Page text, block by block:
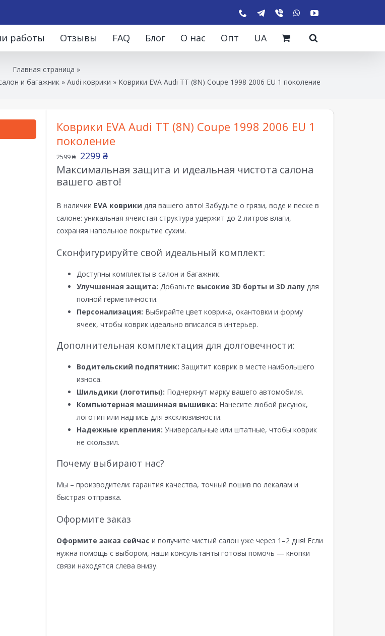
работы Отзывы FAQ Блог О нас Опт UA
Главная страница »
и багажник » Audi коврики » Коврики EVA Audi TT (8N) Coupe 1998 2006 EU 1 поколение
Коврики EVA Audi TT (8N) Coupe 1998 2006 EU 1
поколение
2599₴ 2299 ₴
Максимальная защита и идеальная чистота салона
вашего авто!
В наличии EVA коврики для вашего авто! Забудьте о грязи, воде и песке в
салоне: уникальная ячеистая структура удержит до 2 литров влаги,
сохраняя напольное покрытие сухим.
Сконфигурируйте свой идеальный комплект:
Доступны комплекты в салон и багажник.
Улучшенная защита: Добавьте высокие 3D борты и 3D лапу для
полной герметичности.
Персонализация: Выбирайте цвет коврика, окантовки и форму
ячеек, чтобы коврик идеально вписался в интерьер.
Дополнительная комплектация для долговечности:
Водительский подпятник: Защитит коврик в месте наибольшего
износа.
Шильдики (логотипы): Подчеркнут марку вашего автомобиля.
Компьютерная машинная вышивка: Нанесите любой рисунок,
логотип или надпись для эксклюзивности.
Надежные крепления: Универсальные или штатные, чтобы коврик
не скользил.
Почему выбирают нас?
Мы – производители: гарантия качества, точный пошив по лекалам и
быстрая отправка.
Оформите заказ
Оформите заказ сейчас и получите чистый салон уже через 1–2 дня! Если
нужна помощь с выбором, наши консультанты готовы помочь — кнопки
связи находятся слева внизу.